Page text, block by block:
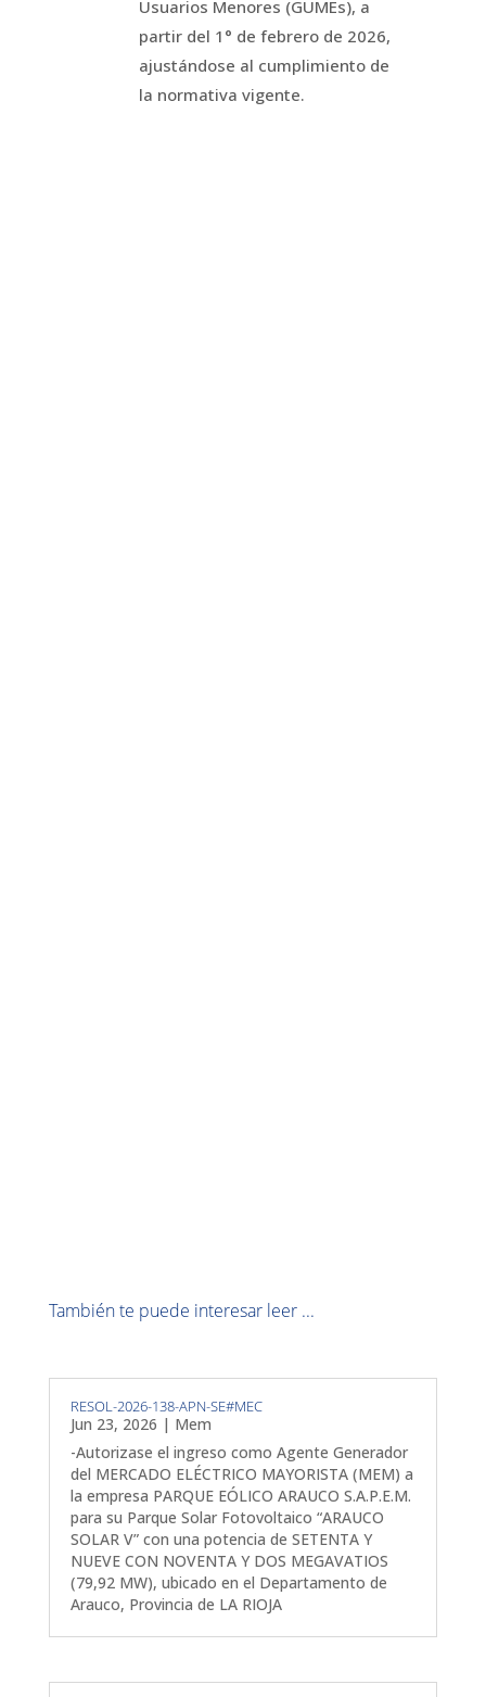
Usuarios Menores (GUMEs), a
partir del 1° de febrero de 2026,
ajustándose al cumplimiento de
la normativa vigente.
También te puede interesar leer ...
RESOL-2026-138-APN-SE#MEC
Jun 23, 2026 | Mem
-Autorizase el ingreso como Agente Generador
del MERCADO ELÉCTRICO MAYORISTA (MEM) a
la empresa PARQUE EÓLICO ARAUCO S.A.P.E.M.
para su Parque Solar Fotovoltaico “ARAUCO
SOLAR V” con una potencia de SETENTA Y
NUEVE CON NOVENTA Y DOS MEGAVATIOS
(79,92 MW), ubicado en el Departamento de
Arauco, Provincia de LA RIOJA